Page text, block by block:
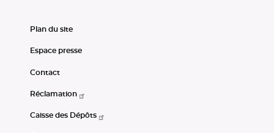
Plan du site
Espace presse
Contact
Réclamation
Caisse des Dépôts